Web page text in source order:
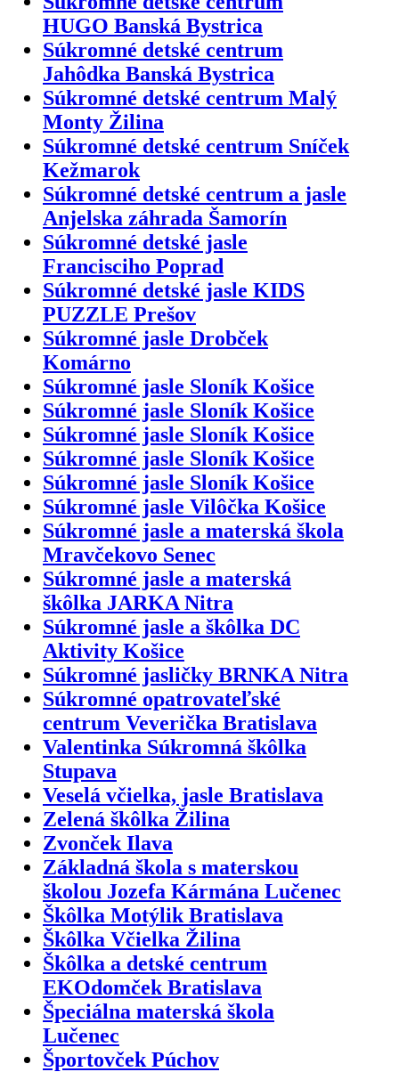
HUGO Banská Bystrica
Súkromné detské centrum
Jahôdka Banská Bystrica
Súkromné detské centrum Malý
Monty Žilina
Súkromné detské centrum Sníček
Kežmarok
Súkromné detské centrum a jasle
Anjelska záhrada Šamorín
Súkromné detské jasle
Francisciho Poprad
Súkromné detské jasle KIDS
PUZZLE Prešov
Súkromné jasle Drobček
Komárno
Súkromné jasle Sloník Košice
Súkromné jasle Sloník Košice
Súkromné jasle Sloník Košice
Súkromné jasle Sloník Košice
Súkromné jasle Sloník Košice
Súkromné jasle Vilôčka Košice
Súkromné jasle a materská škola
Mravčekovo Senec
Súkromné jasle a materská
škôlka JARKA Nitra
Súkromné jasle a škôlka DC
Aktivity Košice
Súkromné jasličky BRNKA Nitra
Súkromné opatrovateľské
centrum Veverička Bratislava
Valentinka Súkromná škôlka
Stupava
Veselá včielka, jasle Bratislava
Zelená škôlka Žilina
Zvonček Ilava
Základná škola s materskou
školou Jozefa Kármána Lučenec
Škôlka Motýlik Bratislava
Škôlka Včielka Žilina
Škôlka a detské centrum
EKOdomček Bratislava
Špeciálna materská škola
Lučenec
Športovček Púchov